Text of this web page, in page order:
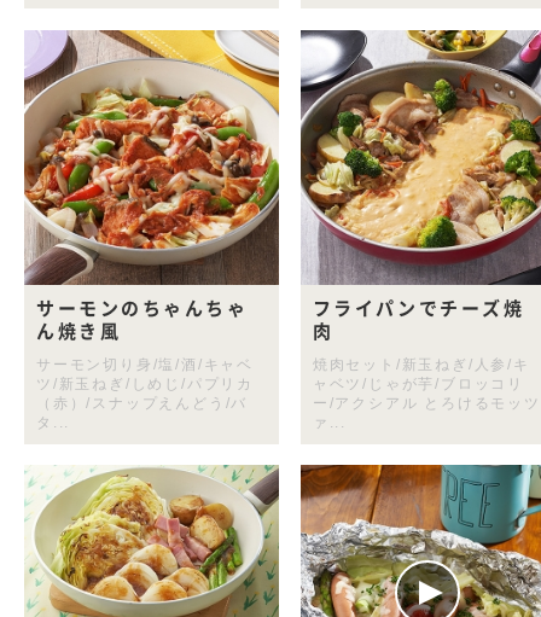
サーモンのちゃんちゃ
ん焼き風
サーモン切り身/塩/酒/キャベ
ツ/新玉ねぎ/しめじ/パプリカ
（赤）/スナップえんどう/バ
タ...
フライパンでチーズ焼
肉
焼肉セット/新玉ねぎ/人参/キ
ャベツ/じゃが芋/ブロッコリ
ー/アクシアル とろけるモッツ
ァ...